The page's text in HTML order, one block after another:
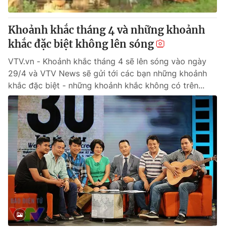
Thị trường 24h Tấm lòng Việt
VTV4 Vươn mình bằng AI
VTV9 VTV8
Liên hệ tòa soạn English
THỜI BÁO VTV
Theo dõi báo trên
Cơ quan chủ quản:Đài Truyền hình Việt Nam
Khoảnh khắc tháng 4 và những khoảnh
khắc đặc biệt không lên sóng
VTV.vn - Khoảnh khắc tháng 4 sẽ lên sóng vào ngày
29/4 và VTV News sẽ gửi tới các bạn những khoảnh
khắc đặc biệt - những khoảnh khắc không có trên...